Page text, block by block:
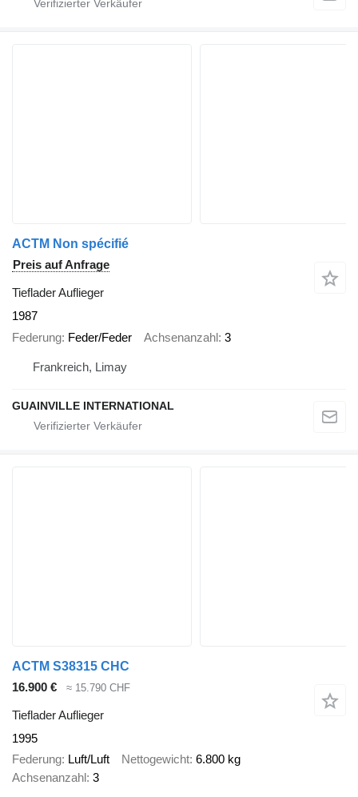
ACTM Non spécifié
Preis auf Anfrage
Tieflader Auflieger
1987
Federung Feder/Feder Achsenanzahl 3
Frankreich, Limay
GUAINVILLE INTERNATIONAL
ACTM S38315 CHC
16.900 €
≈ 15.790 CHF
Tieflader Auflieger
1995
Federung Luft/Luft Nettogewicht 6.800 kg
Achsenanzahl 3